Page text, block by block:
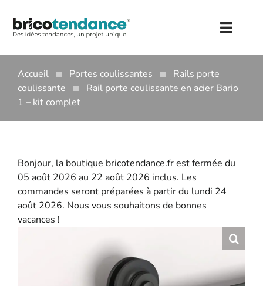
content
PORTES COULISSANTES
PORTES COULISSANTES ATELIER
RAILS PORTE COULISSANTE
ACCESSOIRES PORTE COULISSANTE
VERRIÈRES
HAUTEUR 1080 MM
POIGNÉES DE MEUBLE
BARRES D’APPUI
ACCESSOIRES MEUBLE
AGENCEMENT INTÉRIEUR
CONTACT
Compte
SE SOUVENIR DE MOI
Accueil Portes coulissantes
Rails porte
coulissante
Rail porte coulissante en acier Bario
1 – kit complet
Bonjour, la boutique bricotendance.fr est fermée du
05 août 2026 au 22 août 2026 inclus. Les
commandes seront préparées à partir du lundi 24
août 2026. Nous vous souhaitons de bonnes
vacances !